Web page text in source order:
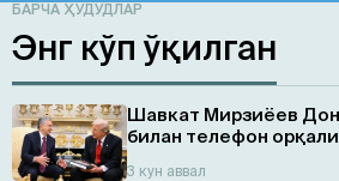
БАРЧА ҲУДУДЛАР
Энг кўп ўқилган
Шавкат Мирзиёев
билан телефон
3 кун аввал